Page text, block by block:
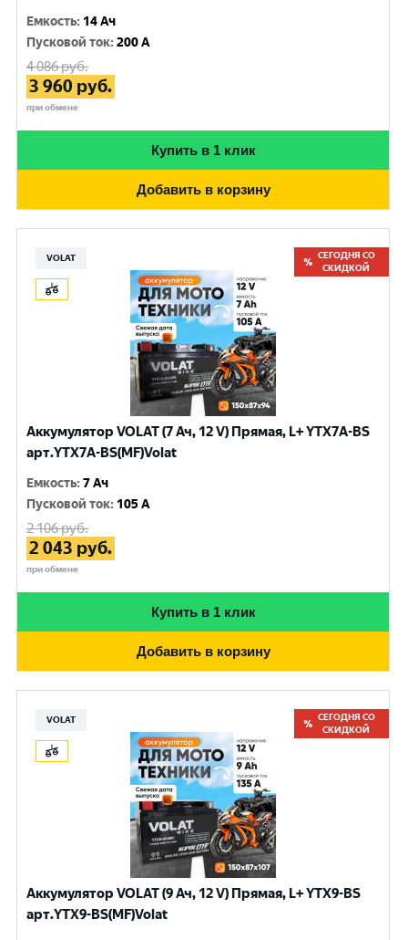
Емкость: 14 Ач
Пусковой ток:200 A
4 086руб.
3 960 руб.
при обмене
Купить в 1 клик
Добавить в корзину
VOLAT
СЕГОДНЯ СО
СКИДКОЙ
Аккумулятор VOLAT (7 Ач, 12 V) Прямая, L+ YTX7A-BS
арт.YTX7A-BS(MF)Volat
Емкость:7 Ач
Пусковой ток: 105 A
2 106руб.
2 043 руб.
при обмене
Купить в 1 клик
Добавить в корзину
VOLAT
СЕГОДНЯ СО
СКИДКОЙ
Аккумулятор VOLAT (9 Ач, 12 V) Прямая, L+ YTX9-BS
арт.YTX9-BS(MF)Volat